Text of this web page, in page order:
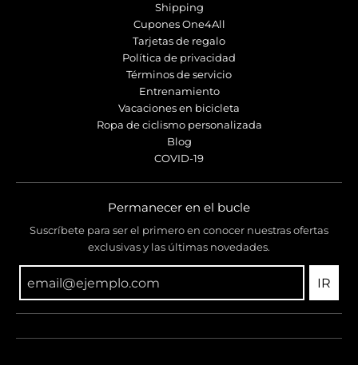
Shipping
Cupones One4All
Tarjetas de regalo
Política de privacidad
Términos de servicio
Entrenamiento
Vacaciones en bicicleta
Ropa de ciclismo personalizada
Blog
COVID-19
Permanecer en el bucle
Suscríbete para ser el primero en conocer nuestras ofertas
exclusivas y las últimas novedades.
IR